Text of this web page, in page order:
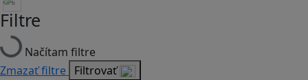
Filtre
Načítam filtre
Zmazať filtre Filtrovať